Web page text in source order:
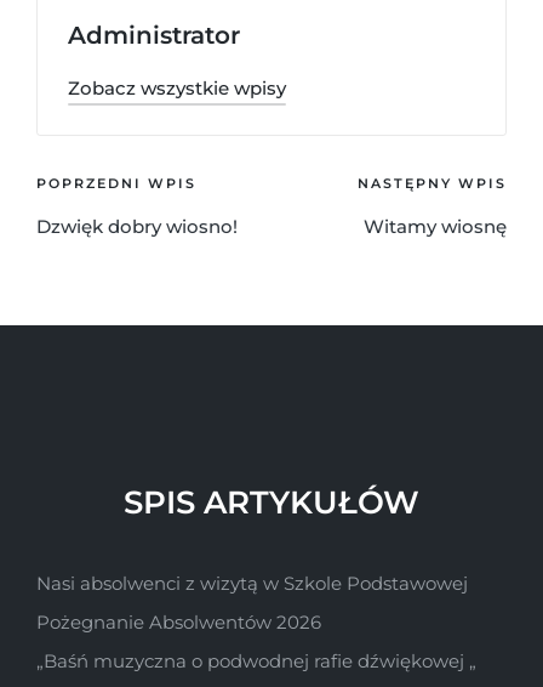
Administrator
Zobacz wszystkie wpisy
POPRZEDNI WPIS
Dzwięk dobry wiosno!
NASTĘPNY WPIS
Witamy wiosnę
SPIS ARTYKUŁÓW
Nasi absolwenci z wizytą w Szkole Podstawowej
Pożegnanie Absolwentów 2026
„Baśń muzyczna o podwodnej rafie dźwiękowej „